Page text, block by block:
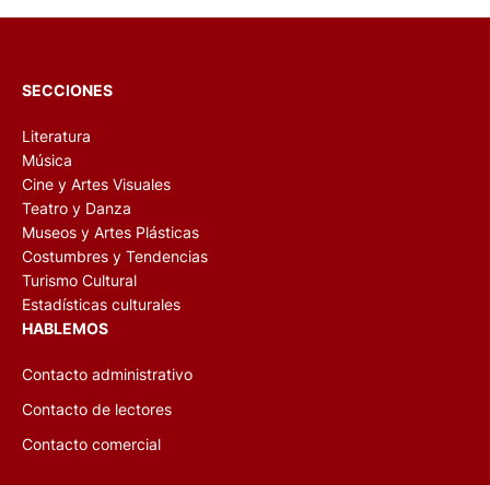
SECCIONES
Literatura
Música
Cine y Artes Visuales
Teatro y Danza
Museos y Artes Plásticas
Costumbres y Tendencias
Turismo Cultural
Estadísticas culturales
HABLEMOS
Contacto administrativo
Contacto de lectores
Contacto comercial